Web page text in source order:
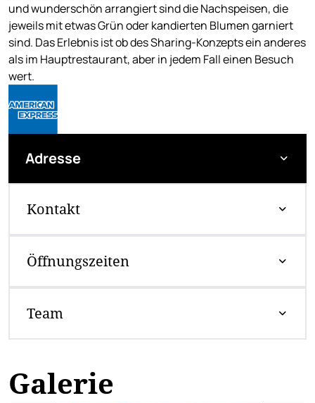
und wunderschön arrangiert sind die Nachspeisen, die
jeweils mit etwas Grün oder kandierten Blumen garniert
sind. Das Erlebnis ist ob des Sharing-Konzepts ein anderes
als im Hauptrestaurant, aber in jedem Fall einen Besuch
wert.
Adresse
Kontakt
Öffnungszeiten
Team
Galerie